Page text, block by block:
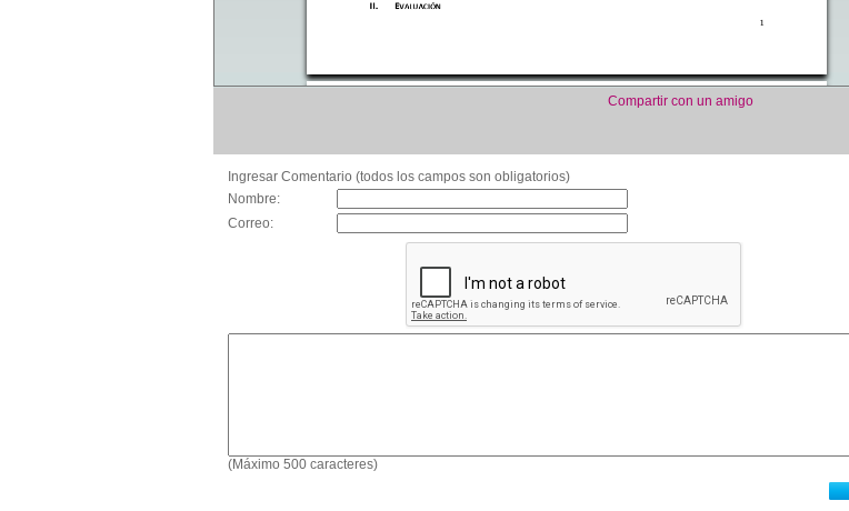
Compartir con un amigo
Ingresar Comentario (todos los campos son obligatorios)
Nombre:
Correo:
(Máximo 500 caracteres)